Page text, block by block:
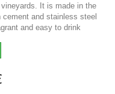
It is made in the
and stainless steel
and easy to drink